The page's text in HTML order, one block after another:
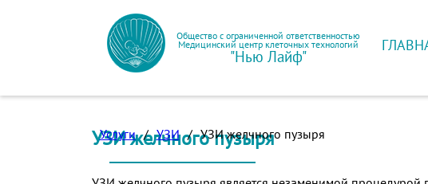
Общество с ограниченной ответственностью
Медицинский центр клеточных технологий
"Нью Лайф"
Услуги / УЗИ / УЗИ желчного пузыря
УЗИ желчного пузыря